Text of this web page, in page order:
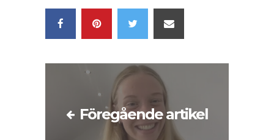
Föregående artikel